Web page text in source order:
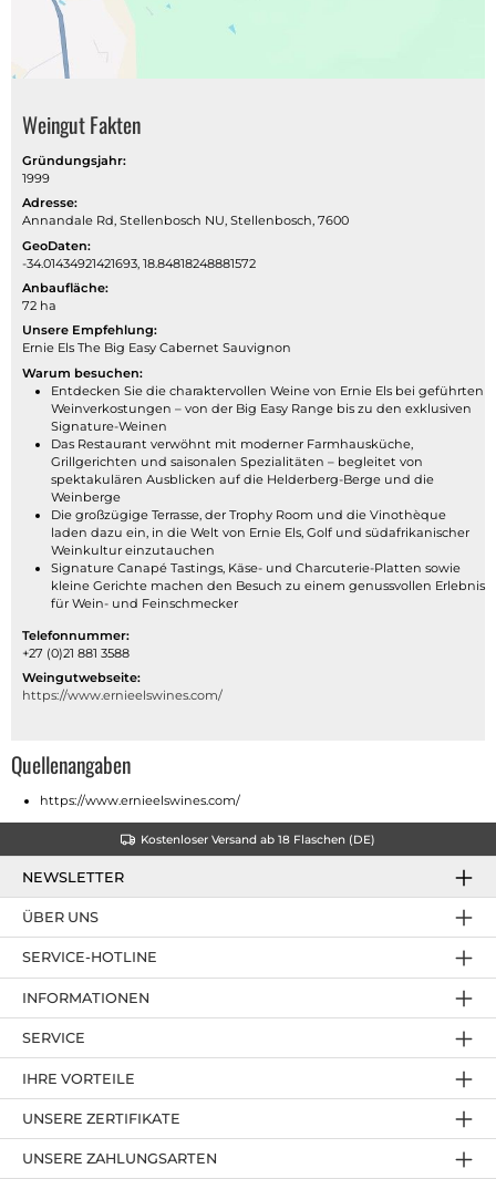
Weingut Fakten
Gründungsjahr:
1999
Adresse:
Annandale Rd, Stellenbosch NU, Stellenbosch, 7600
GeoDaten:
-34.01434921421693, 18.84818248881572
Anbaufläche:
72 ha
Unsere Empfehlung:
Ernie Els The Big Easy Cabernet Sauvignon
Warum besuchen:
Entdecken Sie die charaktervollen Weine von Ernie Els bei geführten
Weinverkostungen – von der Big Easy Range bis zu den exklusiven
Signature-Weinen
Das Restaurant verwöhnt mit moderner Farmhausküche,
Grillgerichten und saisonalen Spezialitäten – begleitet von
spektakulären Ausblicken auf die Helderberg-Berge und die
Weinberge
Die großzügige Terrasse, der Trophy Room und die Vinothèque
laden dazu ein, in die Welt von Ernie Els, Golf und südafrikanischer
Weinkultur einzutauchen
Signature Canapé Tastings, Käse- und Charcuterie-Platten sowie
kleine Gerichte machen den Besuch zu einem genussvollen Erlebnis
für Wein- und Feinschmecker
Telefonnummer:
+27 (0)21 881 3588
Weingutwebseite:
https://www.ernieelswines.com/
Quellenangaben
https://www.ernieelswines.com/
Kostenloser Versand ab 18 Flaschen (DE)
NEWSLETTER
SERVICE-HOTLINE
IHRE VORTEILE
UNSERE ZAHLUNGSARTEN
ÜBER UNS
UNSERE ZERTIFIKATE
INFORMATIONEN
SERVICE